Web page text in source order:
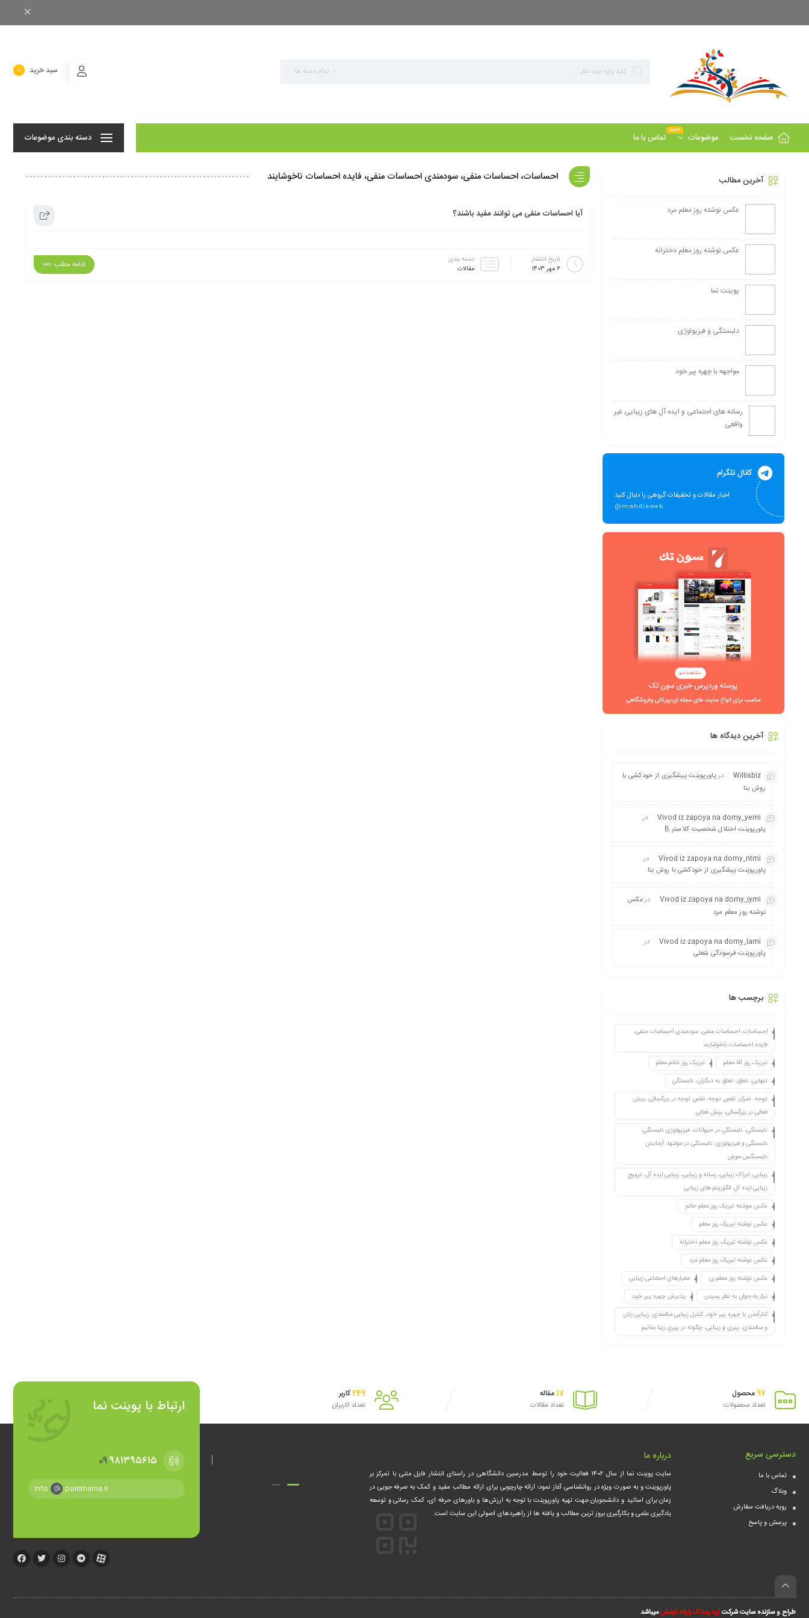
تمام دسته ها سبد خرید 0
صفحه نخست موضوعات
جدید
تماس با ما دسته بندی موضوعات
احساسات، احساسات منفی، سودمندی احساسات منفی، فایده احساسات ناخوشایند
آیا احساسات منفی می توانند مفید باشند؟
تاریخ انتشار
6 مهر 1403
دسته بندی
مقالات
ادامه مطلب
آخرین مطالب
عکس نوشته روز معلم مرد
عکس نوشته روز معلم دخترانه
پوینت نما
دلبستگی و فیزیولوژی
مواجهه با چهره پیر خود
رسانه های اجتماعی و ایده آل های زیبایی غیر
واقعی
کانال تلگرام
اخبار مقالات و تخفیفات گروهی را دنبال کنید
@mahdisweb
آخرین دیدگاه ها
Willisbiz درپاورپوینت پیشگیری از خودکشی با
روش بتا
Vivod iz zapoya na domy_yemi
در
پاورپوینت اختلال شخصیت کلاستر B
Vivod iz zapoya na domy_ntmi
در
پاورپوینت پیشگیری از خودکشی با روش بتا
Vivod iz zapoya na domy_iymi درعکس
نوشته روز معلم مرد
Vivod iz zapoya na domy_lami
در
پاورپوینت فرسودگی شغلی
برچسب ها
احساسات، احساسات منفی، سودمندی احساسات منفی،
فایده احساسات ناخوشایند
تبریک روز آقا معلم
تبریک روز خانم معلم
تنهایی، تعلق، تعلق به دیگران، دلبستگی
توجه، تمرکز، نقص توجه، نقص توجه در بزرگسالی، بیش
فعالی در بزرگسالی، بیش فعالی
دلبستگی، دلبستگی در حیوانات، فیزیولوژی دلبستگی،
دلبستگی و فیزیولوژی، دلبستگی در موشها، آزمایش
دلبستگس موش
زیبایی، ادراک زیبایی، رسانه و زیبایی، زیبایی ایده آل، ترویج
زیبایی ایده آل، الگوریتم های زیبایی
عکس موشته تبریک روز معلم خانم
عکس نوشته تبریک روز معلم
عکس نوشته تبریک روز معلم دخترانه
عکس نوشته تبریک روز معلم مرد
عکس نوشته روز معلم زن
معیارهای اجتماعی زیبایی
نیاز به جوان به نظر رسیدن
پذیرش چهره پیر خود
کنارآمدن با چهره پیر خود، کنترل زیبایی سالمندی، زیبایی زنان
و سالمندی، پیری و زیبایی، چگونه در پیری زیبا بمانیم
97محصول
تعداد محصولات
17 مقاله
تعداد مقالات
249 کاربر
تعداد کاربران
دسترسی سریع
تماس با ما
وبلاگ
رویه دریافت سفارش
پرسش و پاسخ
درباره ما
سایت پوینت نما از سال ۱۴۰۲ فعالیت خود را توسط مدرسین دانشگاهی در راستای انتشار فایل متنی با تمرکز بر
پاورپوینت و به صورت ویژه در روانشناسی آغاز نمود؛ ارائه چارچوبی برای ارائه مطالب مفید و کمک‌ به صرفه جویی در
زمان برای اساتید و دانشجویان جهت تهیه پاورپوینت با توجه به ارزش‌ها و باورهای حرفه ای، کمک‌ رسانی و توسعه
یادگیری علمی و بکارگیری بروز ترین مطالب و یافته ها از راهبردهای اصولی این سایت است.
ارتباط با پوینت نما
۰۹۹۸۱۳۹۵۶۱۵
info pointnama.ir
طراح و سازنده سایت شرکتآریا رستاک رایانه کومشمیباشد